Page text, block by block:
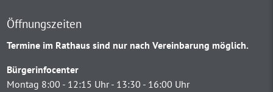
Öffnungszeiten
Termine im Rathaus sind nur nach Vereinbarung möglich.
Bürgerinfocenter
Montag 8:00 - 12:15 Uhr - 13:30 - 16:00 Uhr